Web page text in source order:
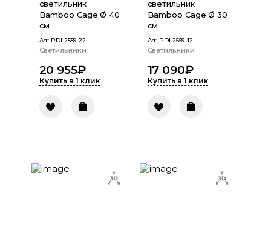
светильник
Bamboo Cage Ø 40
см
Art: PDL2559-22
Светильники
20 955₽
Купить в 1 клик
светильник
Bamboo Cage Ø 30
см
Art: PDL2559-12
Светильники
17 090₽
Купить в 1 клик